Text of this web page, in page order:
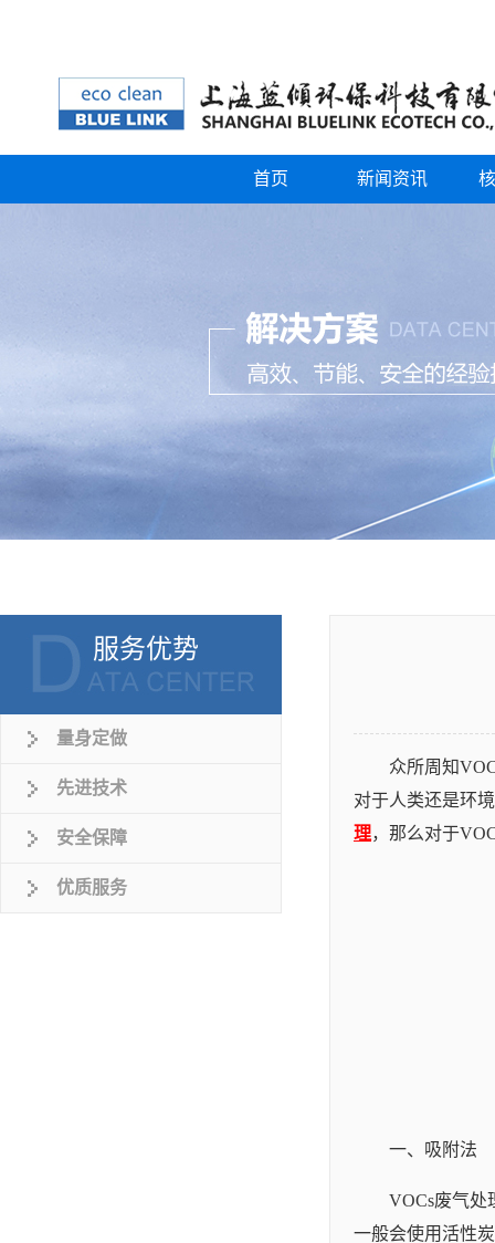
首页 新闻资讯
服务优势
量身定做
先进技术
安全保障
优质服务
众所周知
对于人类还是环
理，那么对于
一、吸附法
VOCs废气处
一般会使用活性